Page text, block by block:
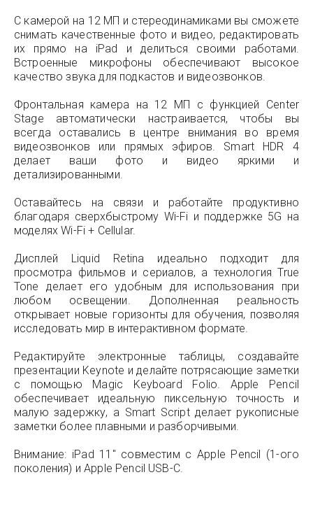
С камерой на 12 МП и стереодинамиками вы сможете
снимать качественные фото и видео, редактировать
их прямо на iPad и делиться своими работами.
Встроенные микрофоны обеспечивают высокое
качество звука для подкастов и видеозвонков.
Фронтальная камера на 12 МП с функцией Center
Stage автоматически настраивается, чтобы вы
всегда оставались в центре внимания во время
видеозвонков или прямых эфиров. Smart HDR 4
делает ваши фото и видео яркими и
детализированными.
Оставайтесь на связи и работайте продуктивно
благодаря сверхбыстрому Wi-Fi и поддержке 5G на
моделях Wi-Fi + Cellular.
Дисплей Liquid Retina идеально подходит для
просмотра фильмов и сериалов, а технология True
Tone делает его удобным для использования при
любом освещении. Дополненная реальность
открывает новые горизонты для обучения, позволяя
исследовать мир в интерактивном формате.
Редактируйте электронные таблицы, создавайте
презентации Keynote и делайте потрясающие заметки
с помощью Magic Keyboard Folio. Apple Pencil
обеспечивает идеальную пиксельную точность и
малую задержку, а Smart Script делает рукописные
заметки более плавными и разборчивыми.
Внимание: iPad 11" совместим с Apple Pencil (1-ого
поколения) и Apple Pencil USB-C.